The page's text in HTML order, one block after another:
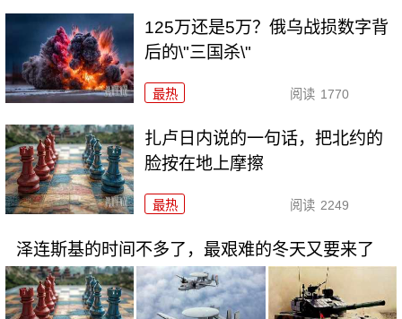
125万还是5万？俄乌战损数字背
后的\"三国杀\"
最热 阅读 1770
扎卢日内说的一句话，把北约的
脸按在地上摩擦
最热 阅读 2249
泽连斯基的时间不多了，最艰难的冬天又要来了